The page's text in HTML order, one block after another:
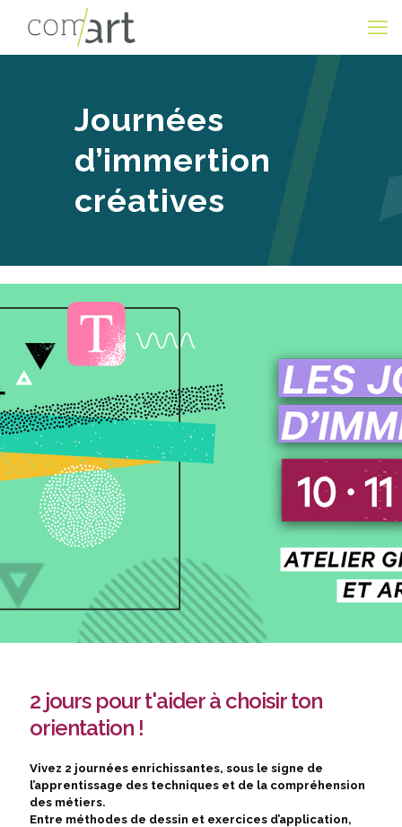
Journées
d’immertion
créatives
2 jours pour t'aider à choisir ton
orientation !
Vivez 2 journées enrichissantes, sous le signe de
l’apprentissage des techniques et de la compréhension
des métiers.
Entre méthodes de dessin et exercices d’application,